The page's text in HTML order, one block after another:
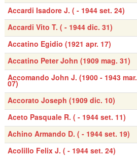
Accardi Isadore J. ( - 1944 set. 24)
Accardi Vito T. ( - 1944 dic. 31)
Accatino Egidio (1921 apr. 17)
Accatino Peter John (1909 mag. 31)
Accomando John J. (1900 - 1943 mar.
07)
Accorato Joseph (1909 dic. 10)
Aceto Pasquale R. ( - 1944 set. 11)
Achino Armando D. ( - 1944 set. 19)
Acolillo Felix J. ( - 1944 set. 24)